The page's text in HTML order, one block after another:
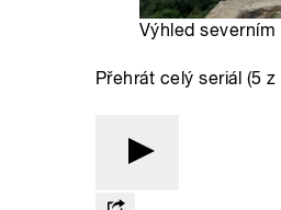
Výhled
Přehrát celý seriál (5 z